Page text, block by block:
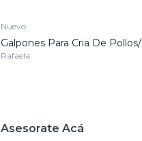
Nuevo
Galpones Para Cria De Pollos/
Rafaela
Asesorate Acá